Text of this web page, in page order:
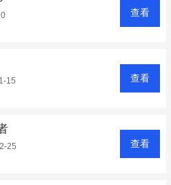
查看
15 查看
25 查看